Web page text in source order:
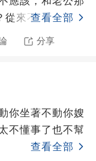
從來不會幫著媽
查看全部
分享
你坐著不動你嫂
不懂事了也不幫
查看全部